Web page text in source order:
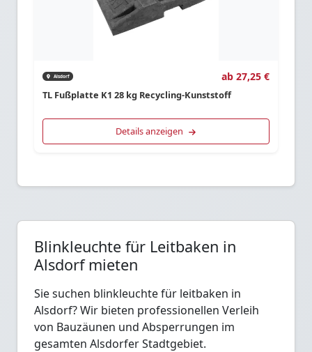
Alsdorf ab 27,25 €
TL Fußplatte K1 28 kg Recycling-Kunststoff
Details anzeigen
Blinkleuchte für Leitbaken in
Alsdorf mieten
Sie suchen blinkleuchte für leitbaken in
Alsdorf? Wir bieten professionellen Verleih
von Bauzäunen und Absperrungen im
gesamten Alsdorfer Stadtgebiet.